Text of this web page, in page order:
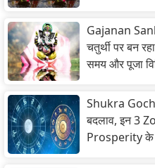
Gajanan
चतुर्थी पर बन
समय और पूजा
Shukra
बदलाव, इन 3
Prosperity के